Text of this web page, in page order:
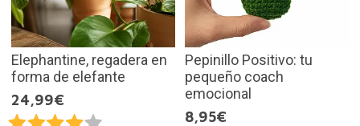
Elephantine, regadera en
forma de elefante
24,99€
Pepinillo Positivo: tu
pequeño coach
emocional
8,95€